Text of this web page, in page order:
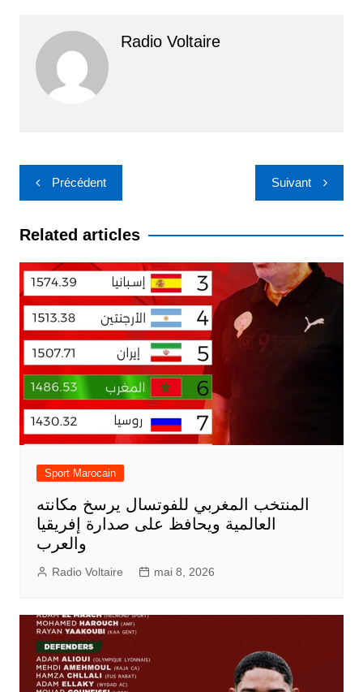
Radio Voltaire
Navigation
de
l’article
Précédent Suivant
Related articles
Sport Marocain
المنتخب المغربي للفوتسال يرسخ مكانته
العالمية ويحافظ على صدارة إفريقيا
والعرب
Radio Voltaire mai 8, 2026